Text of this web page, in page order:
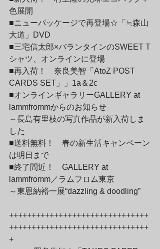
色展開
■ニューパッケージで再登場☆「≒森山
大道」DVD
■三宅信太郎×バランタインのSWEET T
シャツ、オンラインに登場
■再入荷！　奈良美智「AtoZ POST
CARDS SET」」1a＆2c
■オンラインギャラリーGALLERY at
lammfrommからのお知らせ
～長島有里枝の写真作品が新入荷しま
した
■送料無料！　春の新生活キャンペーン
は明日まで
■終了間近！　GALLERY at
lammfromm／ラムフロム東京
～東恩納裕一展“dazzling & doodling”
+++++++++++++++++++++++++++++++
+++++++++++++++++++++++++++++++
+